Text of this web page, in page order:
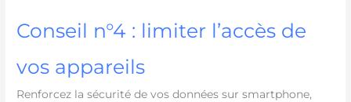
Conseil n°4 : limiter l’accès de
vos appareils
Renforcez la sécurité de vos données sur smartphone,